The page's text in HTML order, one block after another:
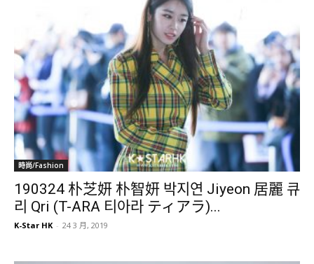
時尚/Fashion
190324 朴芝妍 朴智妍 박지연 Jiyeon 居麗 큐
리 Qri (T-ARA 티아라 ティアラ)...
K-Star HK - 24 3 月, 2019